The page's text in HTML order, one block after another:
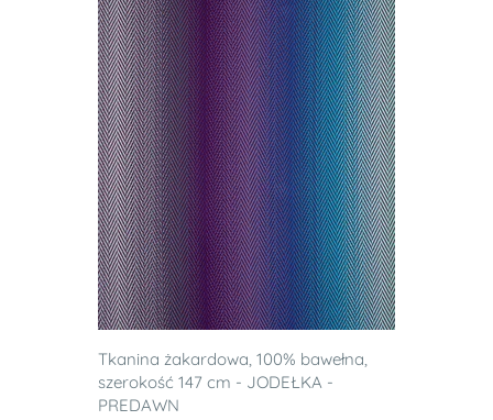
Tkanina żakardowa, 100% bawełna,
szerokość 147 cm - JODEŁKA -
PREDAWN